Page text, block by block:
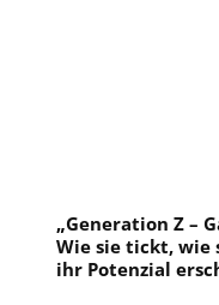
„Generation Z –
Wie sie tickt, wie
ihr Potenzial